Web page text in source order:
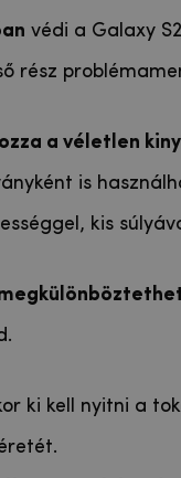
védi a Galaxy
rész
a véletlen
is
kis
ki kell nyitni a